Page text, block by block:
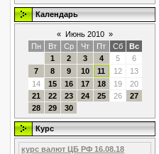
Календарь
« Июнь 2010 »
Пн
Вт Ср Чт Пт Сб
Вс
1
2 3 4 5
6
7
8 9 10 11 12
13
14
15 16 17 18 19
20
21
22 23 24 25 26
27
28
29 30
Курс
курс валют ЦБ РФ 16.08.18